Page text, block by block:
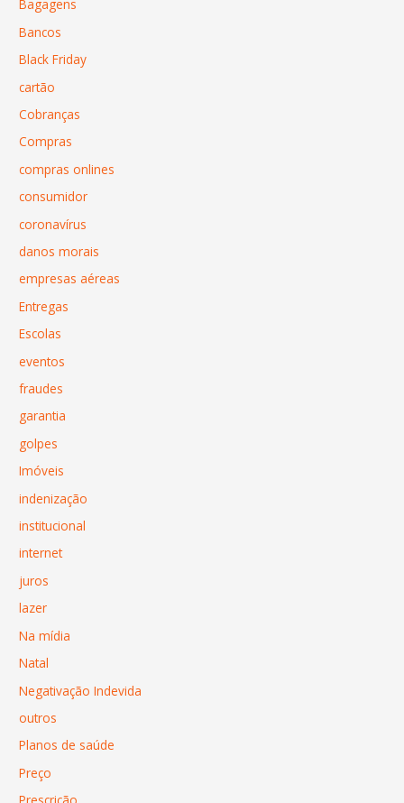
Bagagens
Bancos
Black Friday
cartão
Cobranças
Compras
compras onlines
consumidor
coronavírus
danos morais
empresas aéreas
Entregas
Escolas
eventos
fraudes
garantia
golpes
Imóveis
indenização
institucional
internet
juros
lazer
Na mídia
Natal
Negativação Indevida
outros
Planos de saúde
Preço